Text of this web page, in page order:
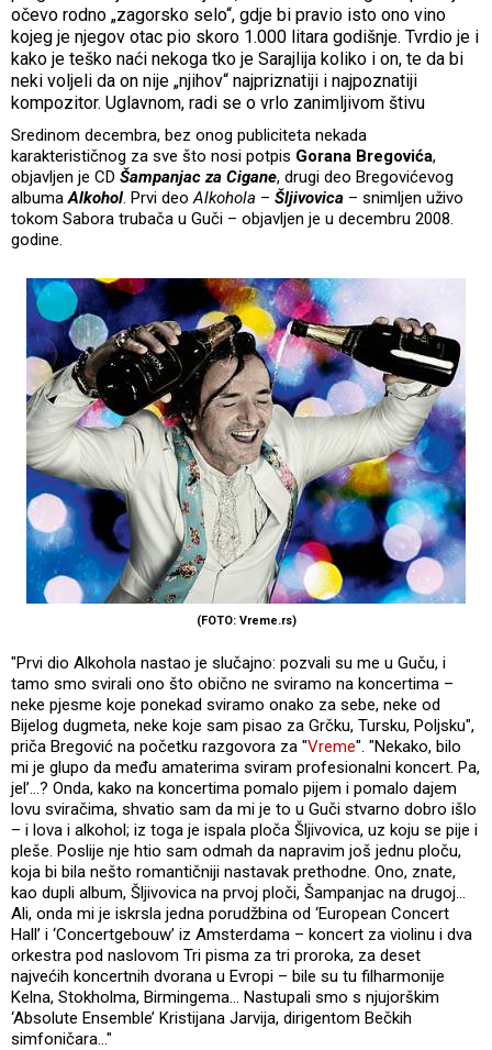
očevo rodno „zagorsko selo“, gdje bi pravio isto ono vino
kojeg je njegov otac pio skoro 1.000 litara godišnje. Tvrdio je i
kako je teško naći nekoga tko je Sarajlija koliko i on, te da bi
neki voljeli da on nije „njihov“ najpriznatiji i najpoznatiji
kompozitor. Uglavnom, radi se o vrlo zanimljivom štivu
Sredinom decembra, bez onog publiciteta nekada
karakterističnog za sve što nosi potpis Gorana Bregovića,
objavljen je CD Šampanjac za Cigane, drugi deo Bregovićevog
albumaAlkohol. Prvi deoAlkohola – Šljivovica – snimljen uživo
tokom Sabora trubača u Guči – objavljen je u decembru 2008.
godine.
(FOTO: Vreme.rs)
"Prvi dio Alkohola nastao je slučajno: pozvali su me u Guču, i
tamo smo svirali ono što obično ne sviramo na koncertima –
neke pjesme koje ponekad sviramo onako za sebe, neke od
Bijelog dugmeta, neke koje sam pisao za Grčku, Tursku, Poljsku",
priča Bregović na početku razgovora za "Vreme". "Nekako, bilo
mi je glupo da među amaterima sviram profesionalni koncert. Pa,
jel’...? Onda, kako na koncertima pomalo pijem i pomalo dajem
lovu sviračima, shvatio sam da mi je to u Guči stvarno dobro išlo
– i lova i alkohol; iz toga je ispala ploča Šljivovica, uz koju se pije i
pleše. Poslije nje htio sam odmah da napravim još jednu ploču,
koja bi bila nešto romantičniji nastavak prethodne. Ono, znate,
kao dupli album, Šljivovica na prvoj ploči, Šampanjac na drugoj...
Ali, onda mi je iskrsla jedna porudžbina od ‘European Concert
Hall’ i ‘Concertgebouw’ iz Amsterdama – koncert za violinu i dva
orkestra pod naslovom Tri pisma za tri proroka, za deset
najvećih koncertnih dvorana u Evropi – bile su tu filharmonije
Kelna, Stokholma, Birmingema… Nastupali smo s njujorškim
‘Absolute Ensemble’ Kristijana Jarvija, dirigentom Bečkih
simfoničara..."